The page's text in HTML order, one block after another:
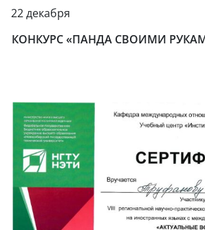
22 декабря
КОНКУРС «ПАНДА СВОИМИ